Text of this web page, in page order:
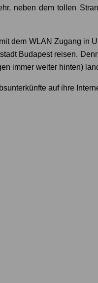
neben dem tollen
dem WLAN Zugang
Budapest reisen.
immer weiter hinten)
auf ihre